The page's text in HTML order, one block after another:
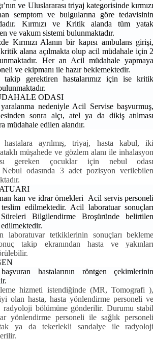
ve Uluslararası triyaj kategorisinde
semptom ve bulgularına göre
Kırmızı ve Kritik alanda tüm
ve vakum sistemi bulunmaktadır.
Kırmızı Alanın bir kapısı ambulans
kritik alana açılmakta olup acil müdahale için
Her an Acil müdahale
ve ekipmanı ile hazır beklemektedir.
takip gerektiren hastalarımız için ise
ODASI
nedeniyle Acil Servise
sonra alçı, atel ya da dikiş
müdahale edilen alandır.
hastalara ayrılmış, triyaj, hasta kabul,
müşahede ve gözlem alanı ile
gereken çocuklar için nebul
Nebul odasında 3 adet pozisyon
kan ve idrar örnekleri Acil servis
edilmektedir. Acil laboratuar
Bilgilendirme Broşüründe
laboratuvar tetkiklerinin sonuçları
takip ekranından hasta ve
hastalarının röntgen
hizmeti istendiğinde (MR, Tomografi
olan hasta, hasta yönlendirme personeli
radyoloji bölümüne gönderilir. Durumu
yönlendirme personeli ile sağlık
ya da tekerlekli sandalye ile